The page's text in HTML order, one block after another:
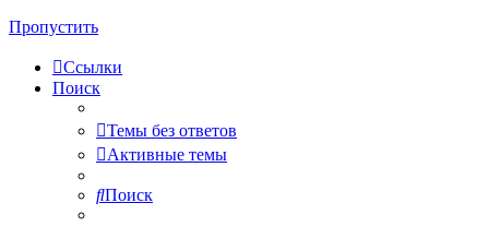
Пропустить
Ссылки
Поиск
Темы без ответов
Активные темы
Поиск